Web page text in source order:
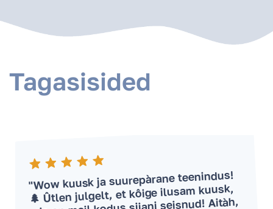
Tagasisided
"Wow kuusk ja suurepàrane teenindus!
🌲 Ûtlen julgelt, et kôige ilusam kuusk,